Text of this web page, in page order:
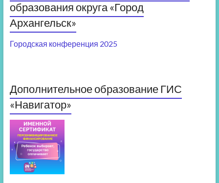
образования округа «Город
Архангельск»
Городская конференция 2025
Дополнительное образование ГИС
«Навигатор»